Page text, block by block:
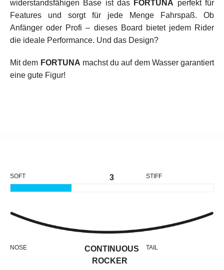
widerstandsfähigen Base ist das FORTUNA perfekt für
Features und sorgt für jede Menge Fahrspaß. Ob
Anfänger oder Profi – dieses Board bietet jedem Rider
die ideale Performance. Und das Design?
Mit dem FORTUNA machst du auf dem Wasser garantiert
eine gute Figur!
SOFT 3 STIFF
NOSE
CONTINUOUS
ROCKER
TAIL